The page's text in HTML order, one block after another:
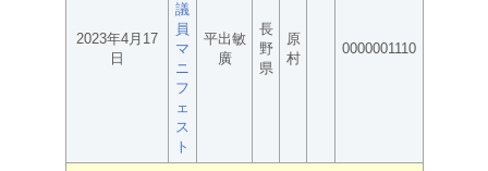
2023年4月17
日
議
員
マ
ニ
フ
ェ
ス
ト
平出敏
廣
長
野
県
原
村
0000001110